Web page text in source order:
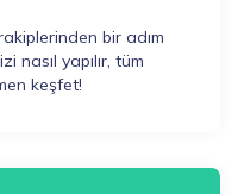
bir adım
nasıl yapılır, tüm
keşfet!